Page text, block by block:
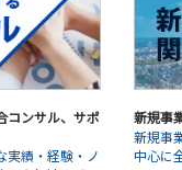
コンサル、サポ
実績・経験・ノ
新規事
新規事
中心に